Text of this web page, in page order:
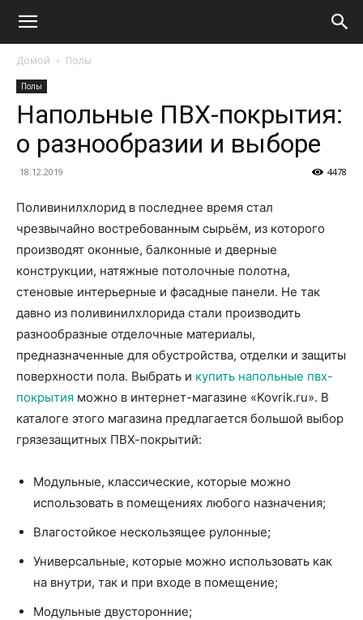
Домой Полы
Полы
Напольные ПВХ-покрытия:
о разнообразии и выборе
18.12.2019 4478
Поливинилхлорид в последнее время стал
чрезвычайно востребованным сырьём, из которого
производят оконные, балконные и дверные
конструкции, натяжные потолочные полотна,
стеновые интерьерные и фасадные панели. Не так
давно из поливинилхлорида стали производить
разнообразные отделочные материалы,
предназначенные для обустройства, отделки и защиты
поверхности пола. Выбрать и купить напольные пвх-
покрытия можно в интернет-магазине «Kovrik.ru». В
каталоге этого магазина предлагается большой выбор
грязезащитных ПВХ-покрытий:
Модульные, классические, которые можно
использовать в помещениях любого назначения;
Влагостойкое нескользящее рулонные;
Универсальные, которые можно использовать как
на внутри, так и при входе в помещение;
Модульные двусторонние;